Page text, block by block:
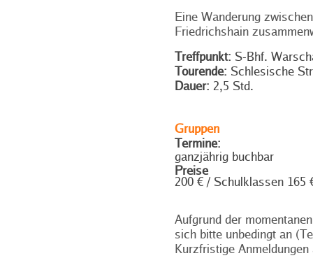
Eine Wanderung
Friedrichshain
Treffpunkt: S-Bhf.
Tourende: Schlesische
Dauer: 2,5 Std.
Gruppen
Termine:
ganzjährig buchbar
Preise
200 € / Schulklassen 165
Aufgrund der
sich bitte unbedingt an
Kurzfristige